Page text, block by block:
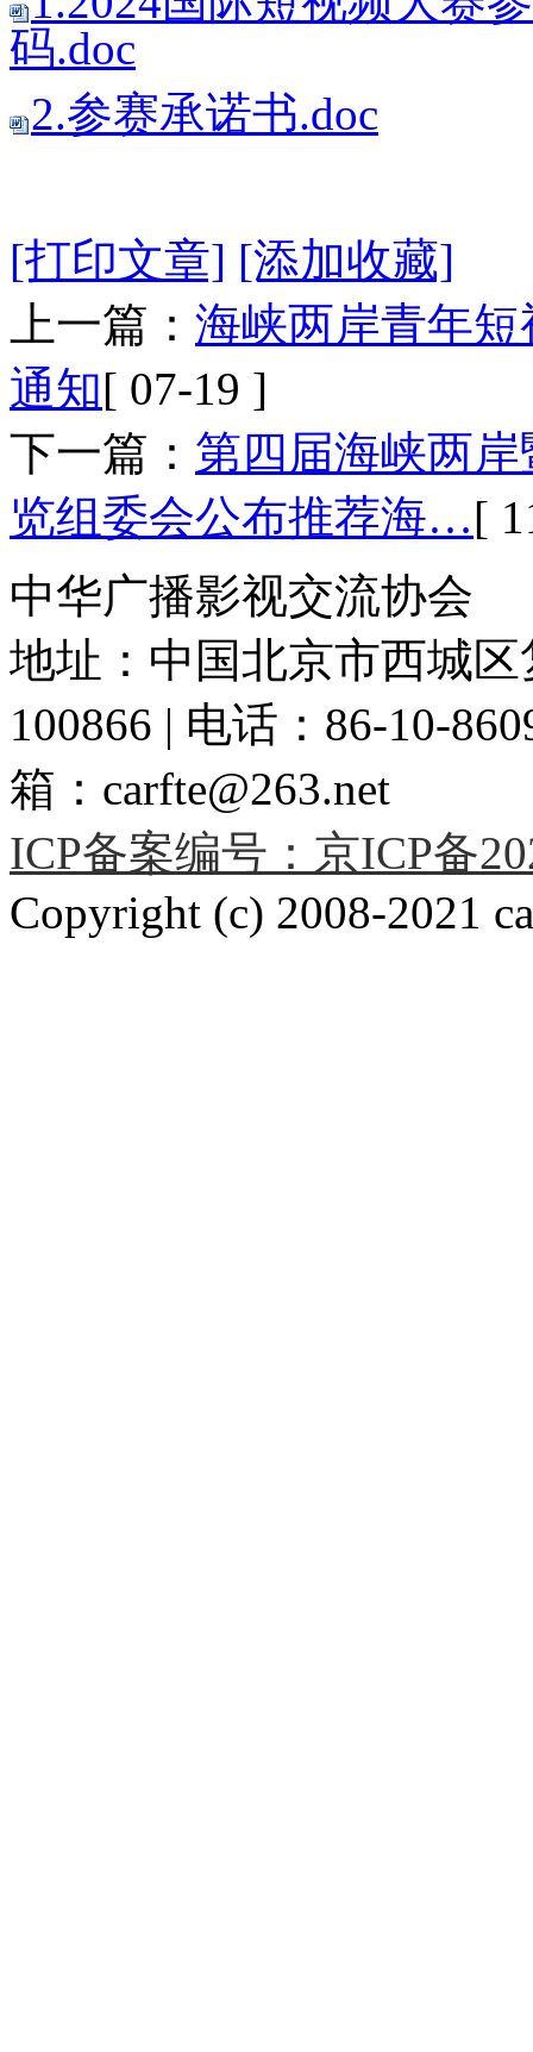
码.doc
2.参赛承诺书.doc
[打印文章] [添加收藏]
上一篇： 海峡两岸青年
通知[ 07-19 ]
下一篇： 第四届海峡两
览组委会公布推荐海…[
中华广播影视交流协会
地址：中国北京市西城
100866 | 电话：86-10-
箱：carfte@263.net
ICP备案编号：京ICP备
Copyright (c) 2008-2021